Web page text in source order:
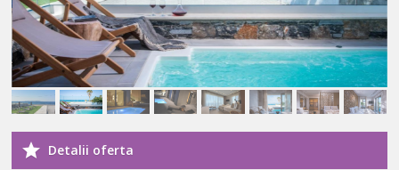
Detalii oferta